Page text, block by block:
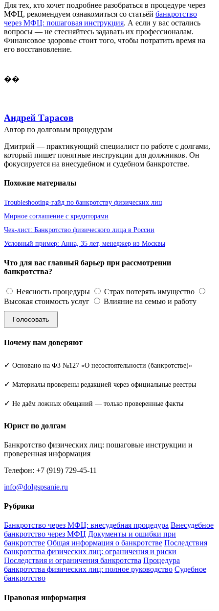
Для тех, кто хочет подробнее разобраться в процедуре через
МФЦ, рекомендуем ознакомиться со статьёй банкротство
через МФЦ: пошаговая инструкция. А если у вас остались
вопросы — не стесняйтесь задавать их профессионалам.
Финансовое здоровье стоит того, чтобы потратить время на
его восстановление.
��
Андрей Тарасов
Автор по долговым процедурам
Дмитрий — практикующий специалист по работе с долгами,
который пишет понятные инструкции для должников. Он
фокусируется на внесудебном и судебном банкротстве.
Похожие материалы
Troubleshooting-гайд по банкротству физических лиц
Мирное соглашение с кредиторами
Чек-лист: Банкротство физического лица в России
Условный пример: Анна, 35 лет, менеджер из Москвы
Что для вас главный барьер при рассмотрении
банкротства?
Неясность процедуры
Страх потерять имущество
Высокая стоимость услуг
Влияние на семью и работу
Голосовать
Почему нам доверяют
✓ Основано на ФЗ №127 «О несостоятельности (банкротстве)»
✓ Материалы проверены редакцией через официальные реестры
✓ Не даём ложных обещаний — только проверенные факты
Юрист по долгам
Банкротство физических лиц: пошаговые инструкции и
проверенная информация
Телефон: +7 (919) 729-45-11
info@dolgspsanie.ru
Рубрики
Банкротство через МФЦ: внесудебная процедура Внесудебное
банкротство через МФЦ Документы и ошибки при
банкротстве Общая информация о банкротстве Последствия
банкротства физических лиц: ограничения и риски
Последствия и ограничения банкротства Процедура
банкротства физических лиц: полное руководство Судебное
банкротство
Правовая информация